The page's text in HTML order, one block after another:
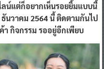
น์แต่ก็อยากเห็นรอยยิ้มแบบนี้
นวาคม 2564 นี้ ติดตามกันไป
า กิจกรรม รออยู่อีกเพียบ